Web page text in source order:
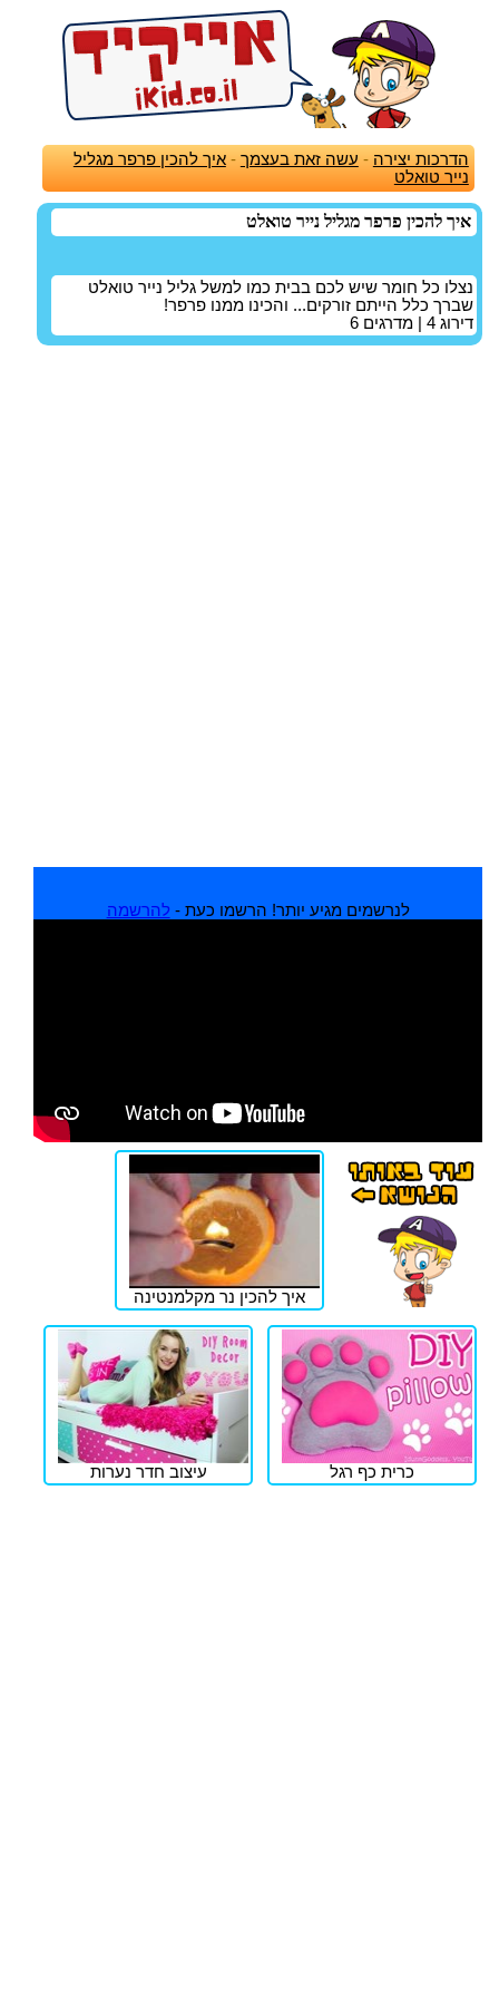
הדרכות יצירה - עשה זאת בעצמך -איך להכין פרפר מגליל
נייר טואלט
איך להכין פרפר מגליל נייר טואלט
נצלו כל חומר שיש לכם בבית כמו למשל גליל נייר טואלט
שברך כלל הייתם זורקים... והכינו ממנו פרפר!
דירוג 4 | מדרגים 6
לנרשמים מגיע יותר! הרשמו כעת - להרשמה
איך להכין נר מקלמנטינה
כרית כף רגל עיצוב חדר נערות